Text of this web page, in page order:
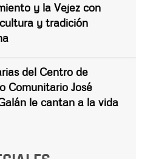
y la Vejez con
y tradición
del Centro de
Comunitario José
le cantan a la vida